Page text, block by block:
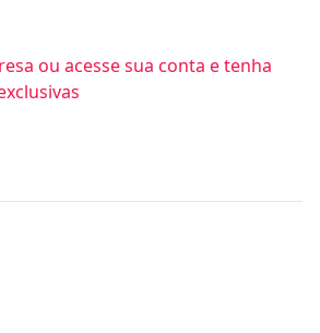
ou acesse sua conta e tenha
no Whatsapp